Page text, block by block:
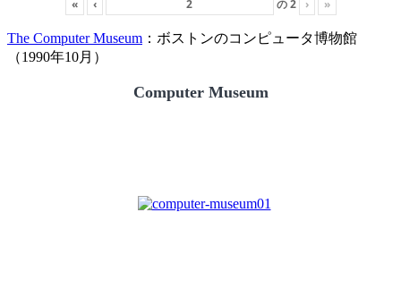
« ‹ の2 › »
The Computer Museum ：ボストンのコンピュータ博物館
（1990年10月）
Computer Museum